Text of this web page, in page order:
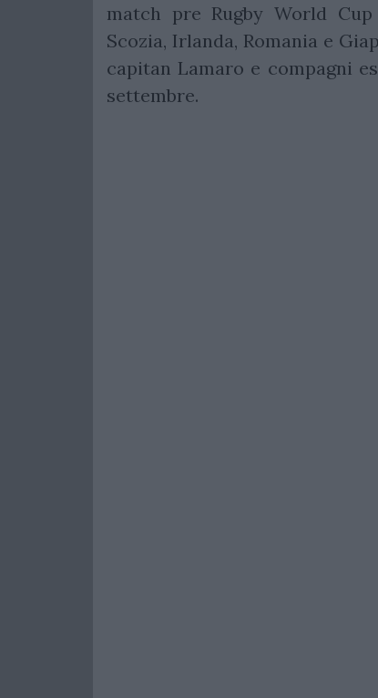
match pre Rugby World
Scozia, Irlanda, Romania e
capitan Lamaro e compagni
settembre.